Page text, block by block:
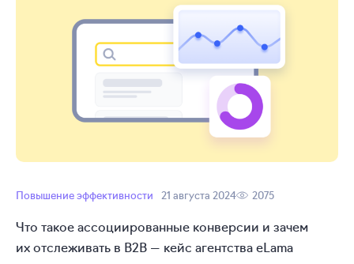
Повышение эффективности 21 августа 2024 2075
Что такое ассоциированные конверсии и зачем
их отслеживать в B2B — кейс агентства eLama